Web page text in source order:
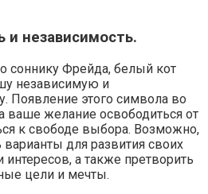
и независимость.
соннику Фрейда, белый кот
независимую и
Появление этого символа во
ваше желание освободиться от
к свободе выбора. Возможно,
для развития своих
а также претворить
цели и мечты.